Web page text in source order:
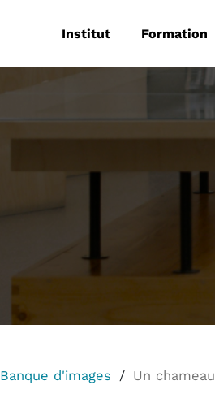
Institut Formation
Banque d'images Un chameau